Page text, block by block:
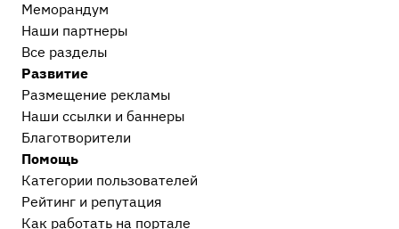
Меморандум
Наши партнеры
Все разделы
Развитие
Размещение рекламы
Наши ссылки и баннеры
Благотворители
Помощь
Категории пользователей
Рейтинг и репутация
Как работать на портале